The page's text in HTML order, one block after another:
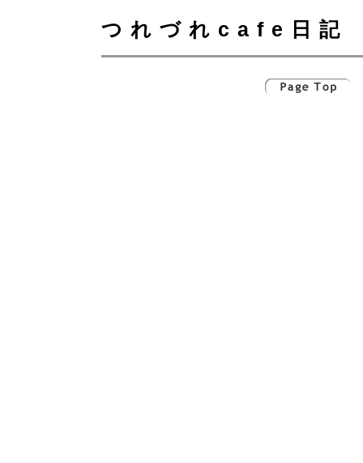
つれづれcafe日記